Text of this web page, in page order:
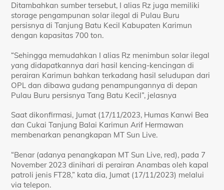
Ditambahkan sumber tersebut, I alias Rz juga memiliki
storage pengampunan solar ilegal di Pulau Buru
persisnya di Tanjung Batu Kecil Kabupaten Karimun
dengan kapasitas 700 ton.
“Sehingga memudahkan I alias Rz menimbun solar ilegal
yang didapatkannya dari hasil kencing-kencingan di
perairan Karimun bahkan terkadang hasil seludupan dari
OPL dan dibawa gudang penampungannya di depan
Pulau Buru persisnya Tang Batu Kecil”, jelasnya
Saat dikonfirmasi, Jumat (17/11/2023, Humas Kanwi Bea
dan Cukai Tanjung Balai Karimun Arif Hermawan
membenarkan penangkapan MT Sun Live.
“Benar (adanya penangkapan MT Sun Live, red), pada 7
November 2023 dinihari di perairan Anambas oleh kapal
patroli jenis FT28,” kata dia, Jumat (17/11/2023) melalui
via telepon.